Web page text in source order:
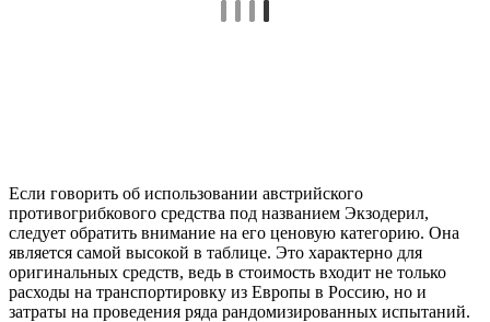
Если говорить об использовании австрийского
противогрибкового средства под названием Экзодерил,
следует обратить внимание на его ценовую категорию. Она
является самой высокой в таблице. Это характерно для
оригинальных средств, ведь в стоимость входит не только
расходы на транспортировку из Европы в Россию, но и
затраты на проведения ряда рандомизированных испытаний.